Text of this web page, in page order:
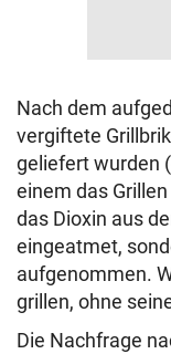
Nach dem
vergiftete
geliefert wurden
einem das
das Dioxin aus
eingeatmet,
aufgenommen.
grillen, ohne
Die Nachfrage